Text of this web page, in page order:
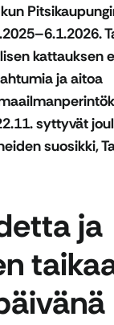
kattauksen
ja aitoa
syttyvät
suosikki,
ja